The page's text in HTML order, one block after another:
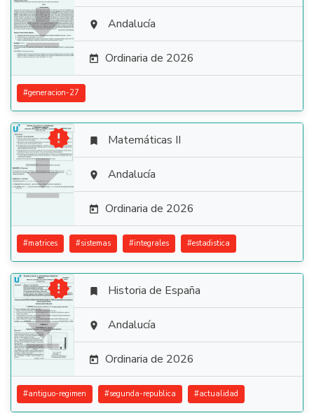
  Andalucía
 Ordinaria de 2026
#generacion-27

  Matemáticas II
 Andalucía
 Ordinaria de 2026
#matrices #sistemas #integrales #estadistica

  Historia de España
 Andalucía
 Ordinaria de 2026
#antiguo-regimen #segunda-republica #actualidad